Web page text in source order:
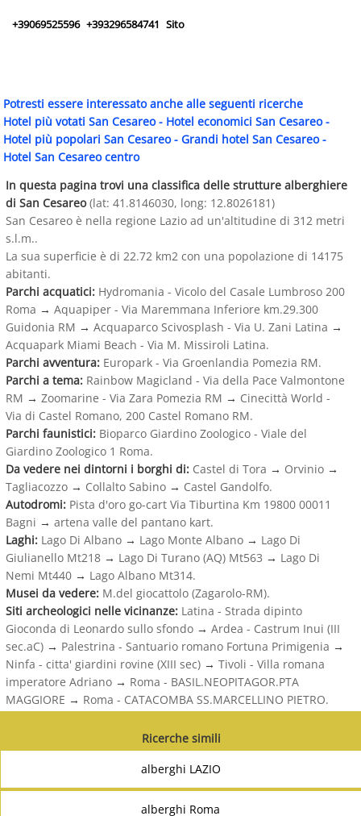
+39069525596 +393296584741 Sito
Potresti essere interessato anche alle seguenti ricerche
Hotel più votati San Cesareo- Hotel economici San Cesareo-
Hotel più popolari San Cesareo- Grandi hotel San Cesareo-
Hotel San Cesareo centro
In questa pagina trovi una classifica delle strutture alberghiere
di San Cesareo(lat: 41.8146030, long: 12.8026181)
San Cesareo è nella regione Lazio ad un'altitudine di 312 metri
s.l.m..
La sua superficie è di 22.72 km2 con una popolazione di 14175
abitanti.
Parchi acquatici: Hydromania - Vicolo del Casale Lumbroso 200
Roma → Aquapiper - Via Maremmana Inferiore km.29.300
Guidonia RM → Acquaparco Scivosplash - Via U. Zani Latina →
Acquapark Miami Beach - Via M. Missiroli Latina.
Parchi avventura: Europark - Via Groenlandia Pomezia RM.
Parchi a tema: Rainbow Magicland - Via della Pace Valmontone
RM → Zoomarine - Via Zara Pomezia RM → Cinecittà World -
Via di Castel Romano, 200 Castel Romano RM.
Parchi faunistici: Bioparco Giardino Zoologico - Viale del
Giardino Zoologico 1 Roma.
Da vedere nei dintorni i borghi di: Castel di Tora → Orvinio →
Tagliacozzo → Collalto Sabino → Castel Gandolfo.
Autodromi: Pista d'oro go-cart Via Tiburtina Km 19800 00011
Bagni → artena valle del pantano kart.
Laghi: Lago Di Albano → Lago Monte Albano → Lago Di
Giulianello Mt218 → Lago Di Turano (AQ) Mt563 → Lago Di
Nemi Mt440 → Lago Albano Mt314.
Musei da vedere: M.del giocattolo (Zagarolo-RM).
Siti archeologici nelle vicinanze: Latina - Strada dipinto
Gioconda di Leonardo sullo sfondo → Ardea - Castrum Inui (III
sec.aC) → Palestrina - Santuario romano Fortuna Primigenia →
Ninfa - citta' giardini rovine (XIII sec) → Tivoli - Villa romana
imperatore Adriano → Roma - BASIL.NEOPITAGOR.PTA
MAGGIORE → Roma - CATACOMBA SS.MARCELLINO PIETRO.
Ricerche simili
alberghi LAZIO
alberghi Roma